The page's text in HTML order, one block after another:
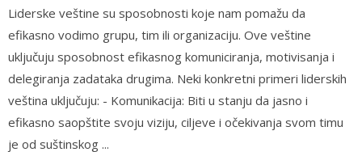
Liderske veštine su sposobnosti koje nam pomažu da
efikasno vodimo grupu, tim ili organizaciju. Ove veštine
uključuju sposobnost efikasnog komuniciranja, motivisanja i
delegiranja zadataka drugima. Neki konkretni primeri liderskih
veština uključuju: - Komunikacija: Biti u stanju da jasno i
efikasno saopštite svoju viziju, ciljeve i očekivanja svom timu
je od suštinskog ...